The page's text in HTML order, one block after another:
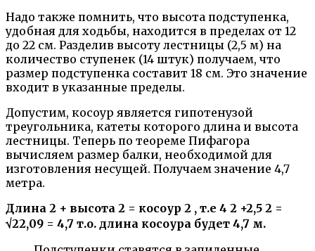
Надо также помнить, что высота подступенка,
удобная для ходьбы, находится в пределах от 12
до 22 см. Разделив высоту лестницы (2,5 м) на
количество ступенек (14 штук) получаем, что
размер подступенка составит 18 см. Это значение
входит в указанные пределы.
Допустим, косоур является гипотенузой
треугольника, катеты которого длина и высота
лестницы. Теперь по теореме Пифагора
вычисляем размер балки, необходимой для
изготовления несущей. Получаем значение 4,7
метра.
Длина 2 + высота 2 = косоур 2 , т.е 4 2 +2,5 2 =
√22,09 = 4,7 т.о. длина косоура будет 4,7 м.